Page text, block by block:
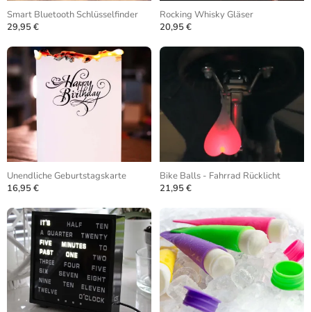
Smart Bluetooth Schlüsselfinder
29,95 €
Rocking Whisky Gläser
20,95 €
Unendliche Geburtstagskarte
16,95 €
Bike Balls - Fahrrad Rücklicht
21,95 €